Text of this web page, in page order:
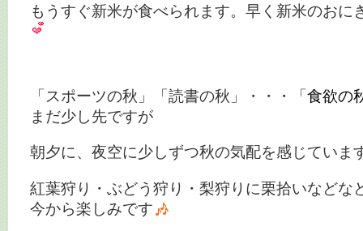
もうすぐ新米が食べられます。早く新米のおに
「スポーツの秋」「読書の秋」・・・「食欲の
まだ少し先ですが
朝夕に、夜空に少しずつ秋の気配を感じていま
紅葉狩り・ぶどう狩り・梨狩りに栗拾いなどな
今から楽しみです